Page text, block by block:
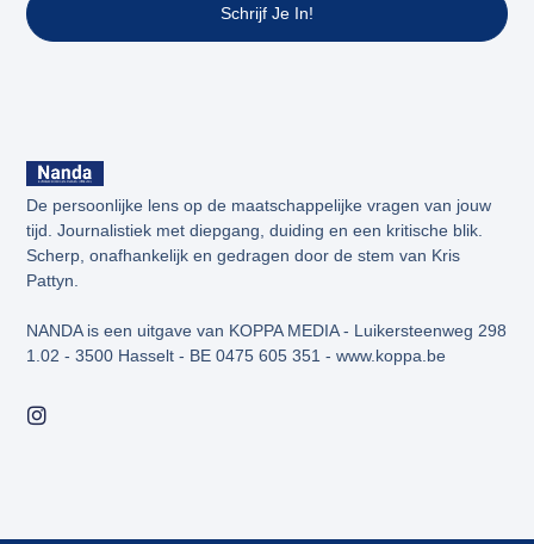
De persoonlijke lens op de maatschappelijke vragen van jouw
tijd. Journalistiek met diepgang, duiding en een kritische blik.
Scherp, onafhankelijk en gedragen door de stem van Kris
Pattyn.
NANDA is een uitgave van KOPPA MEDIA - Luikersteenweg 298
1.02 - 3500 Hasselt - BE 0475 605 351 - www.koppa.be
Schrijf Je In!